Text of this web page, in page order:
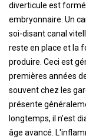
diverticule est
embryonnaire. Un
soi-disant canal
reste en place et la
produire. Ceci est
premières années
souvent chez les
présente
longtemps, il n'est
âge avancé.